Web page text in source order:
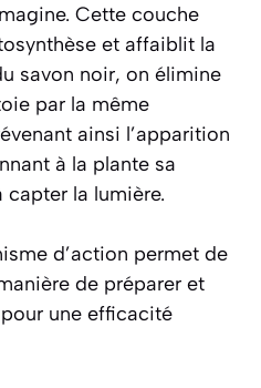
Cette couche
et affaiblit la
savon noir, on élimine
par la même
ainsi l’apparition
à la plante sa
la lumière.
d’action permet de
de préparer et
une efficacité